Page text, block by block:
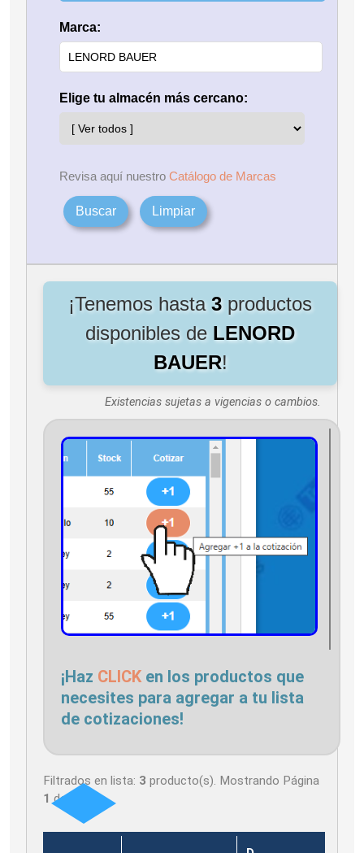
Marca:
Elige tu almacén más cercano:
Revisa aquí nuestro Catálogo de Marcas
Buscar Limpiar
¡Tenemos hasta 3productos
disponibles de LENORD
BAUER!
Existencias sujetas a vigencias o cambios.
¡Haz CLICK en los productos que
necesites para agregar a tu lista
de cotizaciones!
Filtrados en lista: 3 producto(s). Mostrando Página
1 de